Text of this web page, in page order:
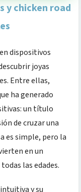
y chicken road
dispositivos
joyas
Entre ellas,
ha generado
un título
de cruzar una
es simple, pero la
en un
las edades.
y su